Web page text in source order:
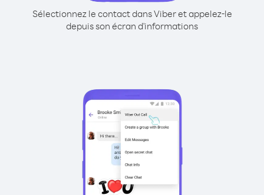
Sélectionnez le contact dans Viber et appelez-le
depuis son écran d'informations